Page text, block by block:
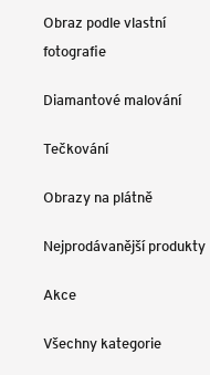
Obraz podle vlastní
fotografie
Diamantové malování
Tečkování
Obrazy na plátně
Nejprodávanější produkty
Akce
Všechny kategorie